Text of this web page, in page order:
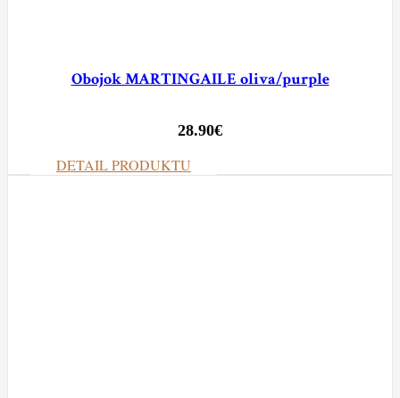
Obojok MARTINGAILE oliva/purple
28.90€
DETAIL PRODUKTU